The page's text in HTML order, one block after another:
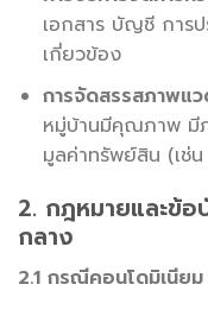
เอกสาร บัญชี การป
เกี่ยวข้อง
การจัดสรรสภาพแ
หมู่บ้านมีคุณภาพ มี
มูลค่าทรัพย์สิน (เช่
2. กฎหมายและข้
กลาง
2.1 กรณีคอนโดมิเนีย